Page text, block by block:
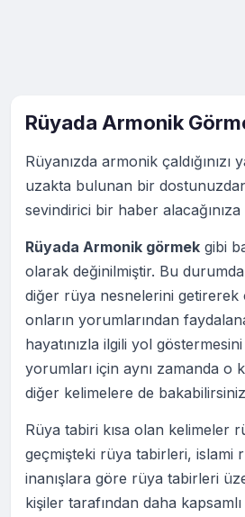
Rüyada Armonik
Rüyanızda armonik
uzakta bulunan bir
sevindirici bir haber
Rüyada Armonik görmek gibi
olarak değinilmiştir. Bu
diğer rüya nesnelerini getirerek
onların yorumlarından
hayatınızla ilgili yol
yorumları için aynı zamanda o
diğer kelimelere de
Rüya tabiri kısa olan kelimeler
geçmişteki rüya tabirleri, islami
inanışlara göre rüya tabirleri
kişiler tarafından daha